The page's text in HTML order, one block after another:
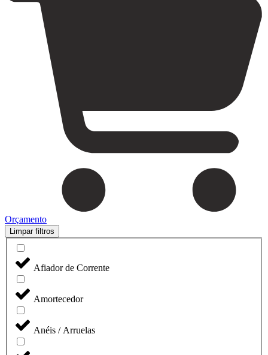
Orçamento
Limpar filtros
Afiador de Corrente
Amortecedor
Anéis / Arruelas